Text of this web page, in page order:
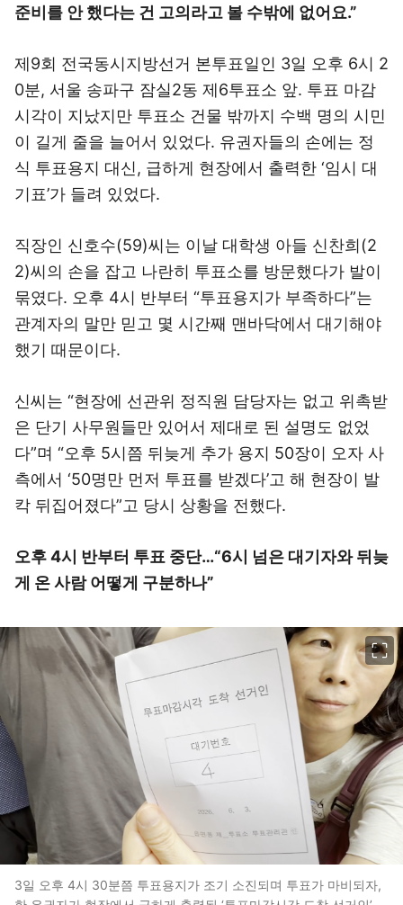
준비를 안 했다는 건 고의라고 볼 수밖에 없어요.”
제9회 전국동시지방선거 본투표일인 3일 오후 6시 2
0분, 서울 송파구 잠실2동 제6투표소 앞. 투표 마감
시각이 지났지만 투표소 건물 밖까지 수백 명의 시민
이 길게 줄을 늘어서 있었다. 유권자들의 손에는 정
식 투표용지 대신, 급하게 현장에서 출력한 ‘임시 대
기표’가 들려 있었다.
직장인 신호수(59)씨는 이날 대학생 아들 신찬희(2
2)씨의 손을 잡고 나란히 투표소를 방문했다가 발이
묶였다. 오후 4시 반부터 “투표용지가 부족하다”는
관계자의 말만 믿고 몇 시간째 맨바닥에서 대기해야
했기 때문이다.
신씨는 “현장에 선관위 정직원 담당자는 없고 위촉받
은 단기 사무원들만 있어서 제대로 된 설명도 없었
다”며 “오후 5시쯤 뒤늦게 추가 용지 50장이 오자 사
측에서 ‘50명만 먼저 투표를 받겠다’고 해 현장이 발
칵 뒤집어졌다”고 당시 상황을 전했다.
오후 4시 반부터 투표 중단…“6시 넘은 대기자와 뒤늦
게 온 사람 어떻게 구분하나”
3일 오후 4시 30분쯤 투표용지가 조기 소진되며 투표가 마비되자,